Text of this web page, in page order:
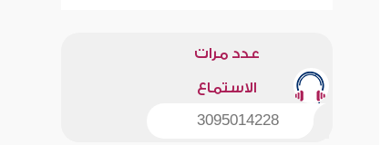
عدد مرات
الاستماع
3095014228